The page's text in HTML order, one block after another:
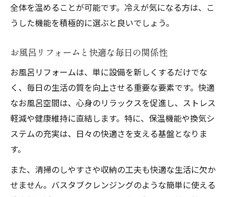
全体を温めることが可能です。冷えが気になる方は、こ
うした機能を積極的に選ぶと良いでしょう。
お風呂リフォームと快適な毎日の関係性
お風呂リフォームは、単に設備を新しくするだけでな
く、毎日の生活の質を向上させる重要な要素です。快適
なお風呂空間は、心身のリラックスを促進し、ストレス
軽減や健康維持に直結します。特に、保温機能や換気シ
ステムの充実は、日々の快適さを支える基盤となりま
す。
また、清掃のしやすさや収納の工夫も快適な生活に欠か
せません。バスタブクレンジングのような簡単に使える